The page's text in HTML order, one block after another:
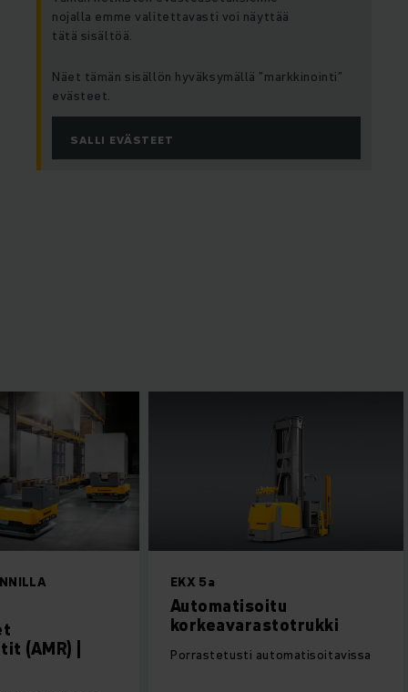
nojalla emme valitettavasti voi näyttää
tätä sisältöä.
Näet tämän sisällön hyväksymällä ”markkinointi”
evästeet.
SALLI EVÄSTEET
(AMR) |
Automatisoitu
korkeavarastotrukki
Porrastetusti